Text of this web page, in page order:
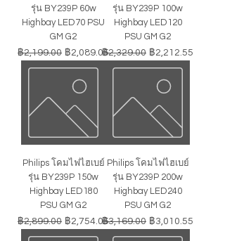
รุ่น BY239P 60w
Highbay LED70 PSU
GM G2
ราคาปกติ
฿2,199.00 ราคาขายลด
฿2,089.05
รุ่น BY239P 100w
Highbay LED120
PSU GM G2
ราคาปกติ
฿2,329.00 ราคาขายลด
฿2,212.55
Philips โคมไฟไฮเบย์
รุ่น BY239P 150w
Highbay LED180
PSU GM G2
ราคาปกติ
฿2,899.00 ราคาขายลด
฿2,754.05
Philips โคมไฟไฮเบย์
รุ่น BY239P 200w
Highbay LED240
PSU GM G2
ราคาปกติ
฿3,169.00 ราคาขายลด
฿3,010.55